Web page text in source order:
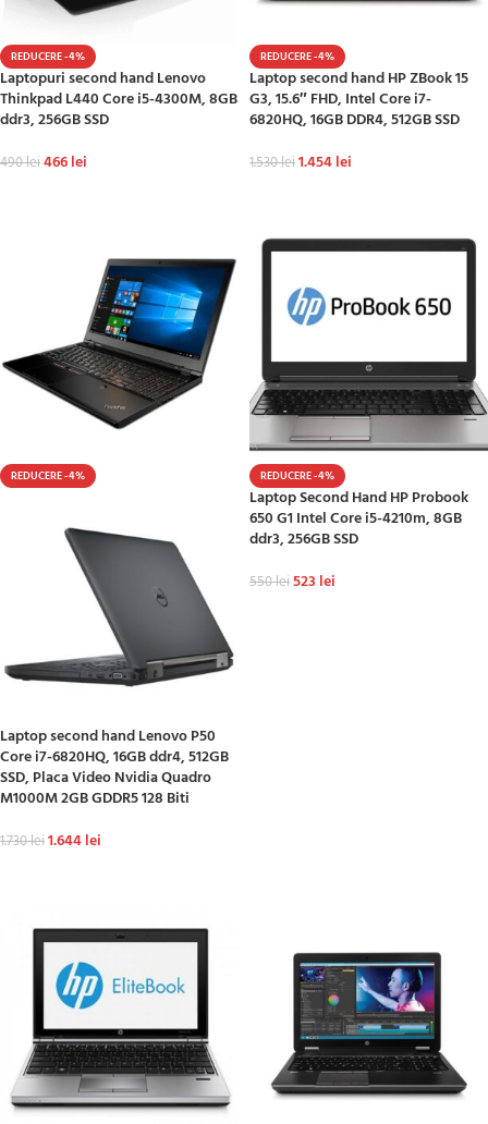
REDUCERE -4%
Laptopuri second hand Lenovo
Thinkpad L440 Core i5-4300M, 8GB
ddr3, 256GB SSD
490lei466lei
REDUCERE -4%
Laptop second hand HP ZBook 15
G3, 15.6″ FHD, Intel Core i7-
6820HQ, 16GB DDR4, 512GB SSD
1.530lei1.454lei
REDUCERE -4%
Laptop second hand Lenovo P50
Core i7-6820HQ, 16GB ddr4, 512GB
SSD, Placa Video Nvidia Quadro
M1000M 2GB GDDR5 128 Biti
1.730lei1.644lei
REDUCERE -4%
Laptop Second Hand HP Probook
650 G1 Intel Core i5-4210m, 8GB
ddr3, 256GB SSD
550lei523 lei